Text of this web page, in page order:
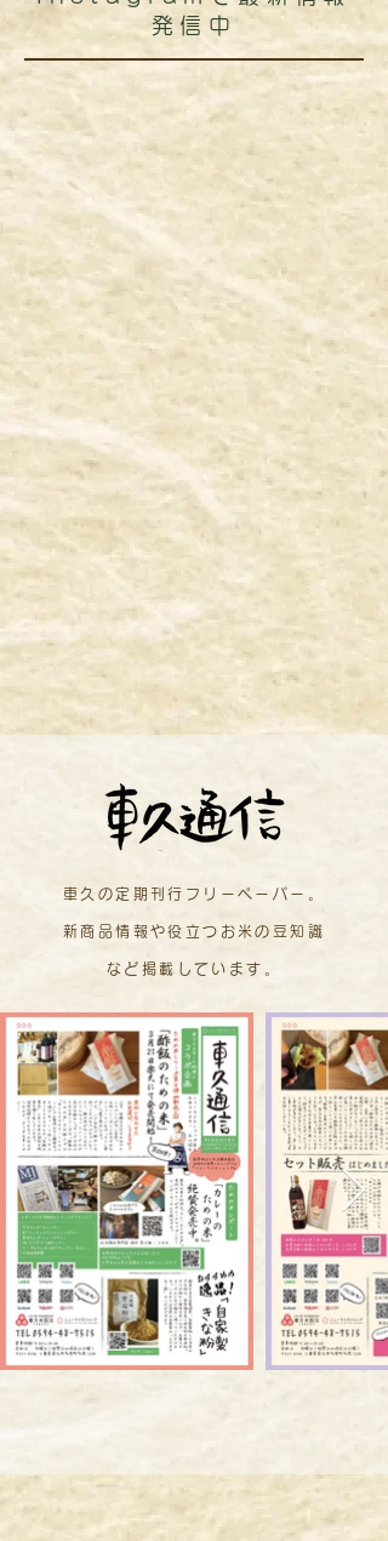
発信中
車久の定期刊行フリーペーパー。
新商品情報や役立つお米の豆知識
など掲載しています。